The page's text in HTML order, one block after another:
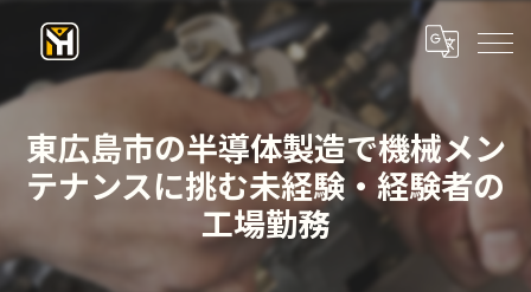
東広島市の半導体製造で機械メン
テナンスに挑む未経験・経験者の
工場勤務